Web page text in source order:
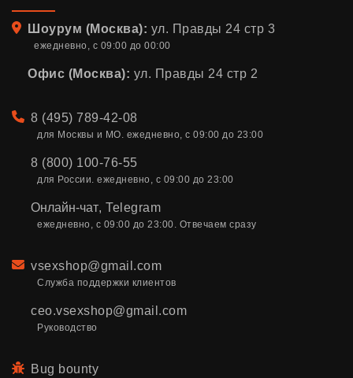
Адрес
Шоурум (Москва): ул. Правды 24 стр 3
ежедневно, с 09:00 до 00:00
Офис (Москва): ул. Правды 24 стр 2
Телефон
8 (495) 789-42-08
для Москвы и МО. ежедневно, с 09:00 до 23:00
8 (800) 100-76-55
для России. ежедневно, с 09:00 до 23:00
Онлайн-чат, Telegram
ежедневно, с 09:00 до 23:00. Отвечаем сразу
Email
vsexshop@gmail.com
Служба поддержки клиентов
ceo.vsexshop@gmail.com
Руководство
Bug bounty